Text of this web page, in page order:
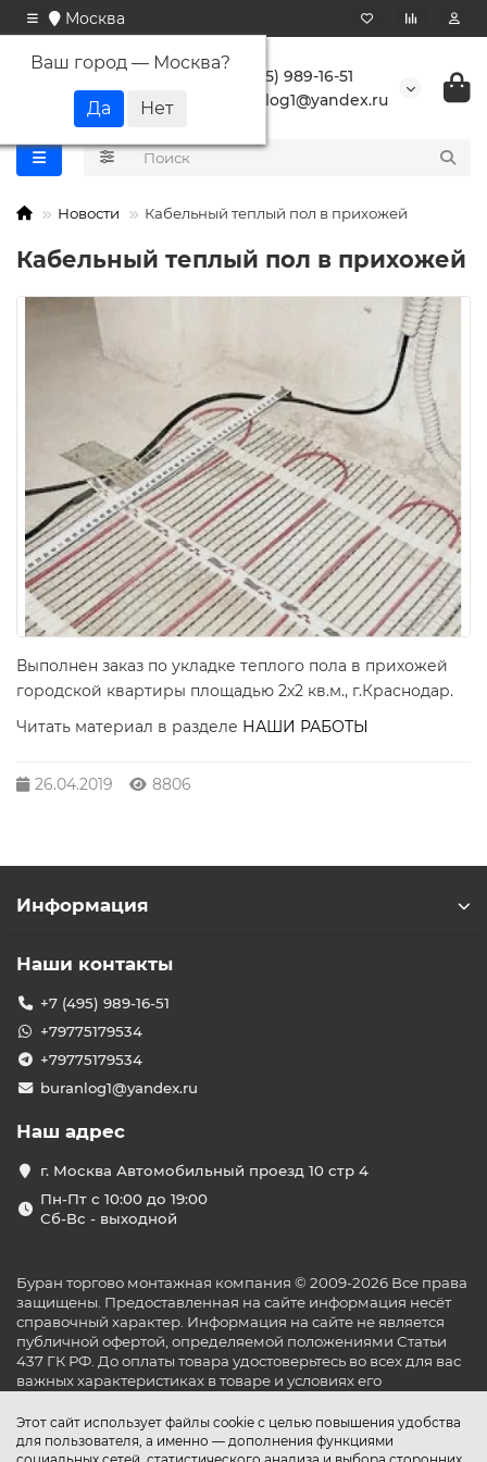
Москва
Ваш город — Москва?
+7 (495) 989-16-51
buranlog1@yandex.ru
Новости Кабельный теплый пол в прихожей
Кабельный теплый пол в прихожей
Выполнен заказ по укладке теплого пола в прихожей
городской квартиры площадью 2х2 кв.м., г.Краснодар.
Читать материал в разделе НАШИ РАБОТЫ
26.04.2019 8806
Этот сайт использует файлы cookie с целью повышения удобства
для пользователя, а именно — дополнения функциями
Информация
Наши контакты
+7 (495) 989-16-51
+79775179534
+79775179534
buranlog1@yandex.ru
Наш адрес
г. Москва Автомобильный проезд 10 стр 4
Пн-Пт с 10:00 до 19:00
Сб-Вс - выходной
Буран торгово монтажная компания © 2009-2026 Все права
защищены. Предоставленная на сайте информация несёт
справочный характер. Информация на сайте не является
публичной офертой, определяемой положениями Статьи
437 ГК РФ. До оплаты товара удостоверьтесь во всех для вас
важных характеристиках в товаре и условиях его